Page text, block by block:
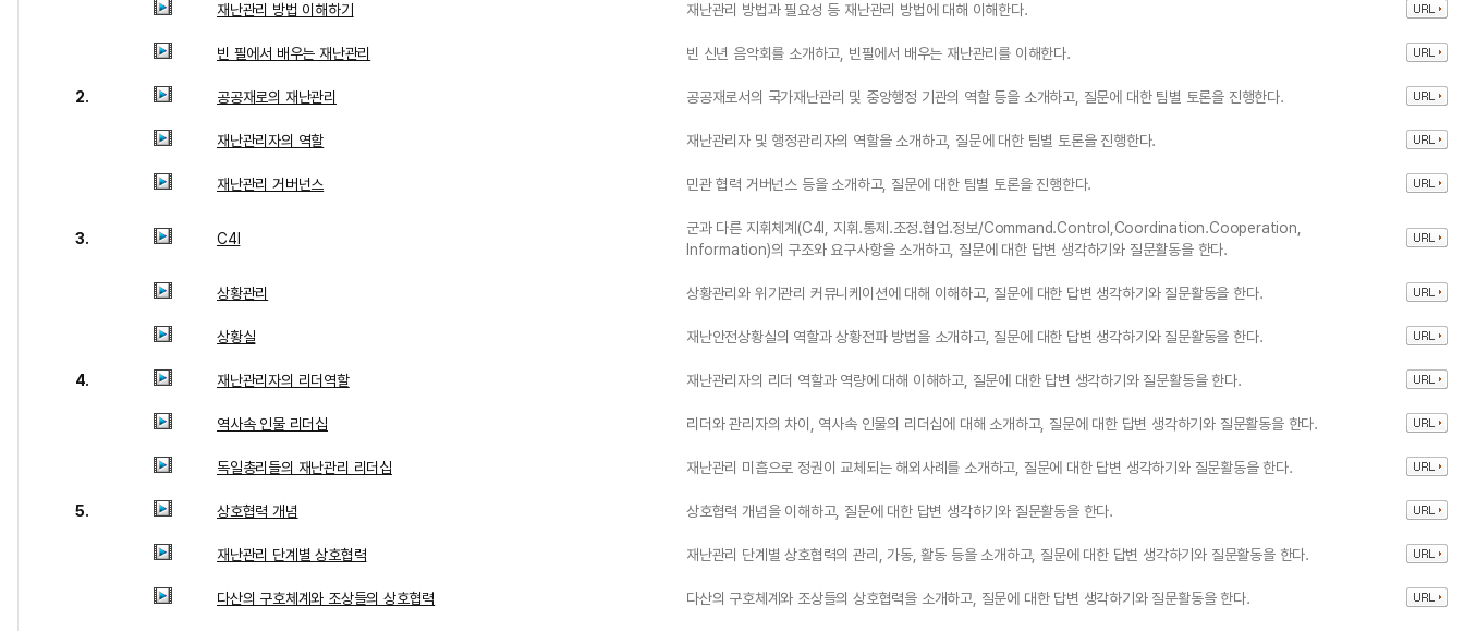
재난관리 방법 이해하기 재난관리 방법과 필요성 등 재난관리 방법에 대해 이해한다.
빈 필에서 배우는 재난관리 빈 신년 음악회를 소개하고, 빈필에서 배우는 재난관리를 이해한다.
2. 공공재로의 재난관리 공공재로서의 국가재난관리 및 중앙행정 기관의 역할 등을 소개하고, 질문에 대한 팀별 토론을 진행한다.
재난관리자의 역할 재난관리자 및 행정관리자의 역할을 소개하고, 질문에 대한 팀별 토론을 진행한다.
재난관리 거버넌스 민관 협력 거버넌스 등을 소개하고, 질문에 대한 팀별 토론을 진행한다.
3. C4I
군과 다른 지휘체계(C4I, 지휘.통제.조정.협업.정보/Command.Control,Coordination.Cooperation,
Information)의 구조와 요구사항을 소개하고, 질문에 대한 답변 생각하기와 질문활동을 한다.
상황관리 상황관리와 위기관리 커뮤니케이션에 대해 이해하고, 질문에 대한 답변 생각하기와 질문활동을 한다.
상황실 재난안전상황실의 역할과 상황전파 방법을 소개하고, 질문에 대한 답변 생각하기와 질문활동을 한다.
4. 재난관리자의 리더역할 재난관리자의 리더 역할과 역량에 대해 이해하고, 질문에 대한 답변 생각하기와 질문활동을 한다.
역사속 인물 리더십 리더와 관리자의 차이, 역사속 인물의 리더십에 대해 소개하고, 질문에 대한 답변 생각하기와 질문활동을 한다.
독일총리들의 재난관리 리더십 재난관리 미흡으로 정권이 교체되는 해외사례를 소개하고, 질문에 대한 답변 생각하기와 질문활동을 한다.
5. 상호협력 개념 상호협력 개념을 이해하고, 질문에 대한 답변 생각하기와 질문활동을 한다.
재난관리 단계별 상호협력 재난관리 단계별 상호협력의 관리, 가동, 활동 등을 소개하고, 질문에 대한 답변 생각하기와 질문활동을 한다.
다산의 구호체계와 조상들의 상호협력 다산의 구호체계와 조상들의 상호협력을 소개하고, 질문에 대한 답변 생각하기와 질문활동을 한다.